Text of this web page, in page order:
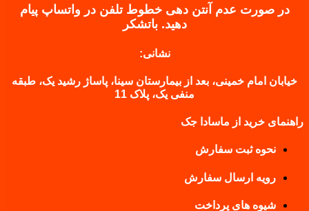
در صورت عدم آنتن دهی خطوط تلفن در واتساپ پیام
دهید.باتشکر
نشانی:
خیابان امام خمینی، بعد از بیمارستان سینا، پاساژ رشید یک، طبقه
منفی یک، پلاک 11
راهنمای خرید از ماسادا جک
نحوه ثبت سفارش
رویه ارسال سفارش
شیوه های پرداخت